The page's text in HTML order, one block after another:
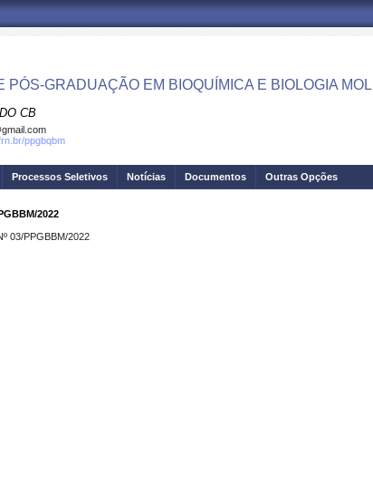
PÓS-GRADUAÇÃO EM BIOQUÍMICA E BIOLOGIA
CB
ppgbqbm
Processos Seletivos Notícias Documentos Outras Opções
2022
03/PPGBBM/2022